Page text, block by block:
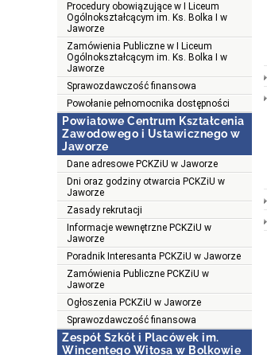
Procedury obowiązujące w I Liceum
Ogólnokształcącym im. Ks. Bolka I w
Jaworze
Zamówienia Publiczne w I Liceum
Ogólnokształcącym im. Ks. Bolka I w
Jaworze
Sprawozdawczość finansowa
Powołanie pełnomocnika dostępności
Powiatowe Centrum Kształcenia
Zawodowego i Ustawicznego w
Jaworze
Dane adresowe PCKZiU w Jaworze
Dni oraz godziny otwarcia PCKZiU w
Jaworze
Zasady rekrutacji
Informacje wewnętrzne PCKZiU w
Jaworze
Poradnik Interesanta PCKZiU w Jaworze
Zamówienia Publiczne PCKZiU w
Jaworze
Ogłoszenia PCKZiU w Jaworze
Sprawozdawczość finansowa
Zespół Szkół i Placówek im.
Wincentego Witosa w Bolkowie